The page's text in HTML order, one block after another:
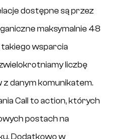
dostępne są przez
maksymalnie 48
wsparcia
liczbę
danym komunikatem.
Call to action, których
postach na
Dodatkowo w